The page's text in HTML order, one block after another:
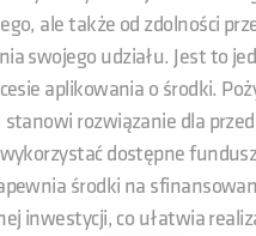
ale także od zdolności
swojego udziału. Jest to
aplikowania o środki.
stanowi rozwiązanie dla
dostępne
środki na
inwestycji, co ułatwia